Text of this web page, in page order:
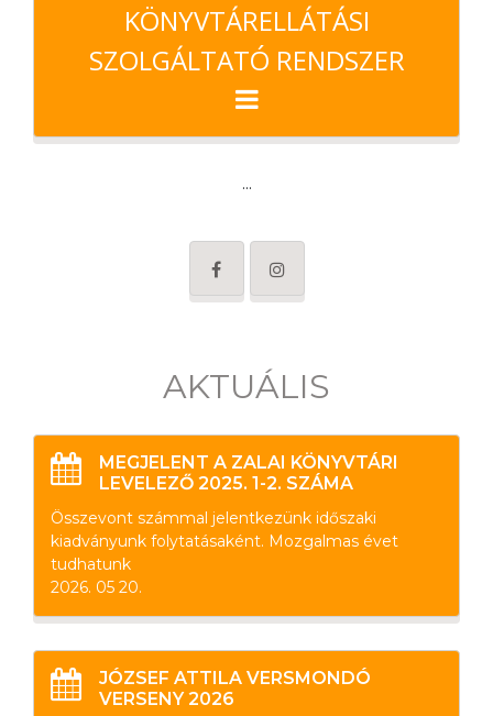
KÖNYVTÁRELLÁTÁSI
SZOLGÁLTATÓ RENDSZER
...
AKTUÁLIS
MEGJELENT A ZALAI KÖNYVTÁRI
LEVELEZŐ 2025. 1-2. SZÁMA
Összevont számmal jelentkezünk időszaki
kiadványunk folytatásaként. Mozgalmas évet
tudhatunk
2026. 05 20.
JÓZSEF ATTILA VERSMONDÓ
VERSENY 2026